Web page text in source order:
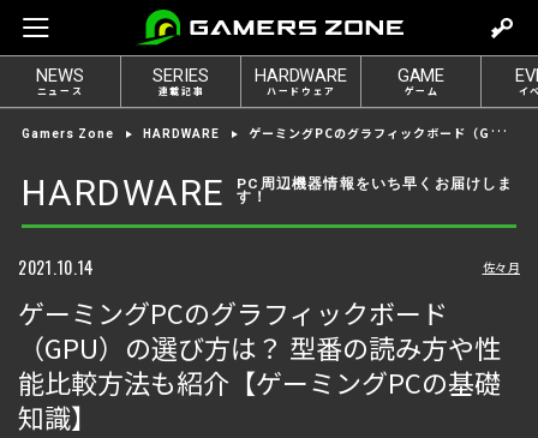
e
t
o
o
NEWS
ニュース
SERIES
連載記事
HARDWARE
ハードウェア
GAME
ゲーム イ
Gamers Zone HARDWARE ゲーミングPCのグラフィックボード（GPU）の選び方は？ 型番の読み方や性能比較方法も紹介【ゲーミングPCの基礎知識】
HARDWARE PC周辺機器情報をいち早くお届けしま
す！
2021.10.14 佐々月
ゲーミングPCのグラフィックボード
（GPU）の選び方は？ 型番の読み方や性
能比較方法も紹介【ゲーミングPCの基礎
知識】